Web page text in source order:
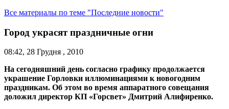
Все материалы по теме "Последние новости"
Город украсят праздничные огни
08:42, 28 Грудня , 2010
На сегодняшний день согласно графику продолжается
украшение Горловки иллюминациями к новогодним
праздникам. Об этом во время аппаратного совещания
доложил директор КП «Горсвет» Дмитрий Алифиренко.